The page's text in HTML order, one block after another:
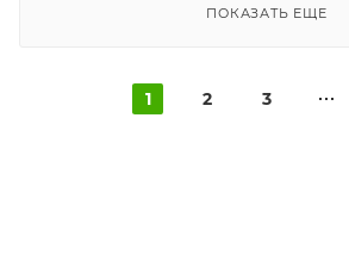
ПОКАЗАТЬ ЕЩЕ
1 2 3